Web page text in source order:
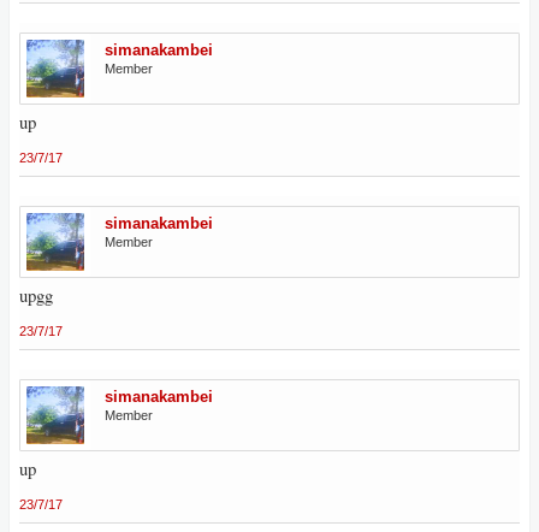
simanakambei
Member
up
23/7/17
simanakambei
Member
upgg
23/7/17
simanakambei
Member
up
23/7/17